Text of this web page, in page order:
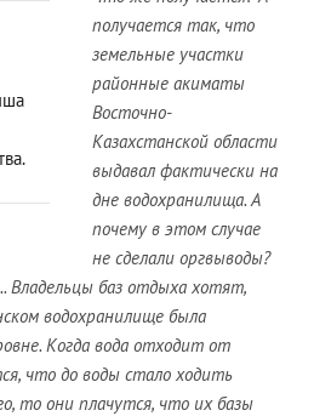
получается так, что
земельные участки
районные акиматы
Восточно-
Казахстанской области
выдавал фактически на
дне водохранилища. А
почему в этом случае
не сделали оргвыводы?
Владельцы баз отдыха хотят,
водохранилище была
Когда вода отходит от
что до воды стало ходить
то они плачутся, что их базы